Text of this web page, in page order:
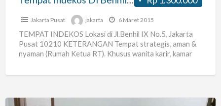
Jakarta Pusat jakarta 6 Maret 2015
TEMPAT INDEKOS Lokasi di Jl.Benhil IX No.5, Jakarta
Pusat 10210 KETERANGAN Tempat strategis, aman &
nyaman (Rumah Ketua RT). Khusus wanita karir, kamar